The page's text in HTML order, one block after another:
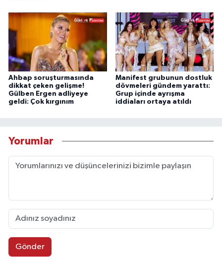
Ahbap soruşturmasında
dikkat çeken gelişme!
Gülben Ergen adliyeye
geldi: Çok kırgınım
Manifest grubunun dostluk
dövmeleri gündem yarattı:
Grup içinde ayrışma
iddiaları ortaya atıldı
Yorumlar
Gönder